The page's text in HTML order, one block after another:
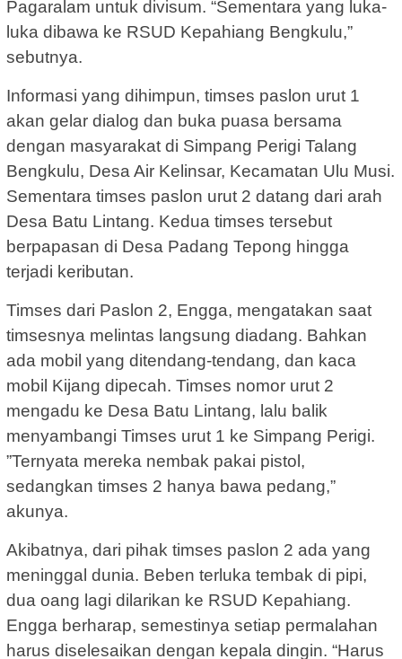
Pagaralam untuk divisum. “Sementara yang luka-
luka dibawa ke RSUD Kepahiang Bengkulu,”
sebutnya.
Informasi yang dihimpun, timses paslon urut 1
akan gelar dialog dan buka puasa bersama
dengan masyarakat di Simpang Perigi Talang
Bengkulu, Desa Air Kelinsar, Kecamatan Ulu Musi.
Sementara timses paslon urut 2 datang dari arah
Desa Batu Lintang. Kedua timses tersebut
berpapasan di Desa Padang Tepong hingga
terjadi keributan.
Timses dari Paslon 2, Engga, mengatakan saat
timsesnya melintas langsung diadang. Bahkan
ada mobil yang ditendang-tendang, dan kaca
mobil Kijang dipecah. Timses nomor urut 2
mengadu ke Desa Batu Lintang, lalu balik
menyambangi Timses urut 1 ke Simpang Perigi.
”Ternyata mereka nembak pakai pistol,
sedangkan timses 2 hanya bawa pedang,”
akunya.
Akibatnya, dari pihak timses paslon 2 ada yang
meninggal dunia. Beben terluka tembak di pipi,
dua oang lagi dilarikan ke RSUD Kepahiang.
Engga berharap, semestinya setiap permalahan
harus diselesaikan dengan kepala dingin. “Harus